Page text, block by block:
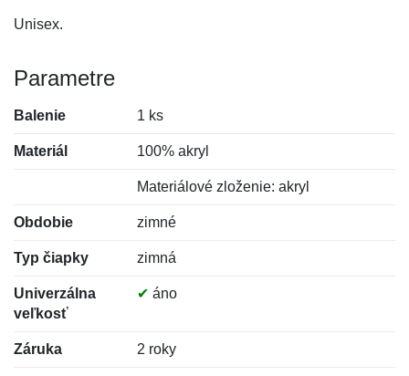
Unisex.
Parametre
Balenie 1 ks
Materiál 100% akryl
Materiálové zloženie: akryl
Obdobie zimné
Typ čiapky zimná
Univerzálna
veľkosť
✔ áno
Záruka 2 roky